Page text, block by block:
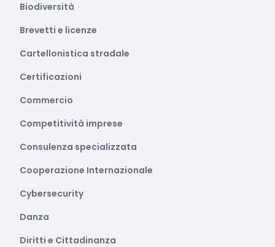
Biodiversità
Brevetti e licenze
Cartellonistica stradale
Certificazioni
Commercio
Competitività imprese
Consulenza specializzata
Cooperazione Internazionale
Cybersecurity
Danza
Diritti e Cittadinanza